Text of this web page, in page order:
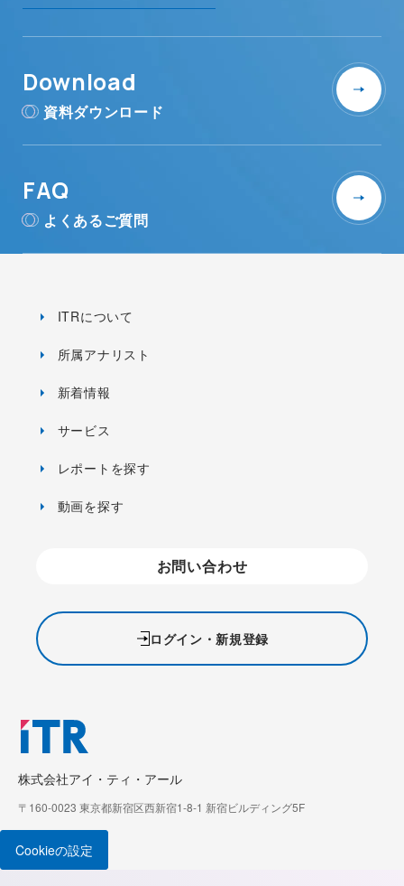
Download
資料ダウンロード
FAQ
よくあるご質問
株式会社アイ・ティ・アール
〒160-0023 東京都新宿区西新宿1-8-1 新宿ビルディング5F
ITRについて
所属アナリスト
新着情報
サービス
レポートを探す
動画を探す
お問い合わせ
ログイン・新規登録
Cookieの設定